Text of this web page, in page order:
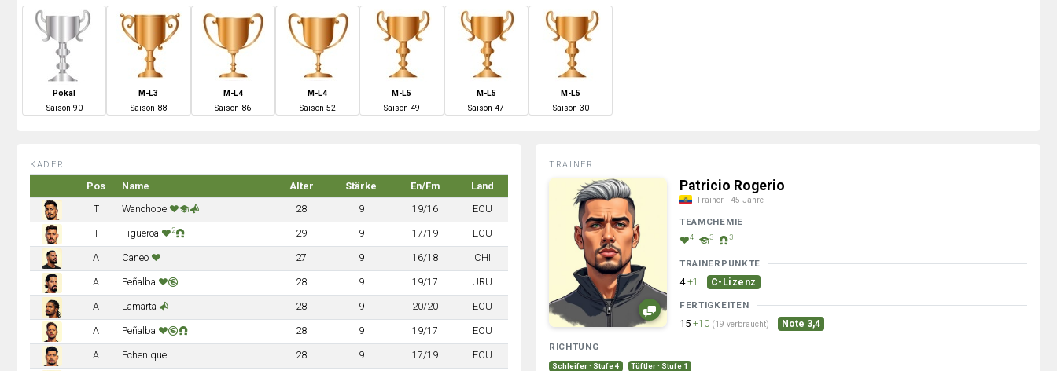
Pokal
Saison 90
M-L3
Saison 88
M-L4
Saison 86
M-L4
Saison 52
M-L5
Saison 49
M-L5
Saison47
M-L5
Saison 30
KADER:
Pos Name Alter Stärke En/Fm
Land
T
Wanchope 28 9 19/16 ECU
T Figueroa 2 29 9 17/19 ECU
A Caneo 27 9 16/18 CHI
A Peñalba 28 9 19/17 URU
A Lamarta 28 9 20/20 ECU
A Peñalba 28 9 19/17 ECU
A Echenique 28 9 17/19 ECU
TRAINER:
Patricio Rogerio
Trainer · 45 Jahre
TEAMCHEMIE
4 3 3
TRAINERPUNKTE
4 +1 C-Lizenz
FERTIGKEITEN
15 +10 (19 verbraucht) Note 3,4
RICHTUNG
Schleifer · Stufe 4 Tüftler · Stufe 1